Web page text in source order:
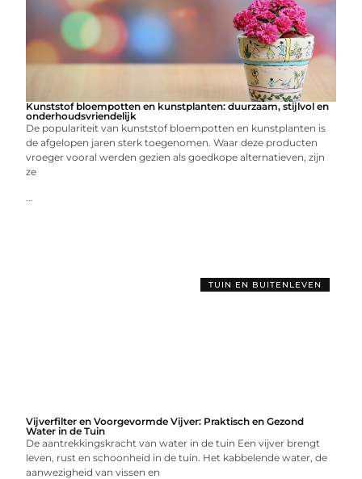
Kunststof bloempotten en kunstplanten: duurzaam, stijlvol en
onderhoudsvriendelijk
De populariteit van kunststof bloempotten en kunstplanten is
de afgelopen jaren sterk toegenomen. Waar deze producten
vroeger vooral werden gezien als goedkope alternatieven, zijn
ze
...
TUIN EN BUITENLEVEN
Vijverfilter en Voorgevormde Vijver: Praktisch en Gezond
Water in de Tuin
De aantrekkingskracht van water in de tuin Een vijver brengt
leven, rust en schoonheid in de tuin. Het kabbelende water, de
aanwezigheid van vissen en